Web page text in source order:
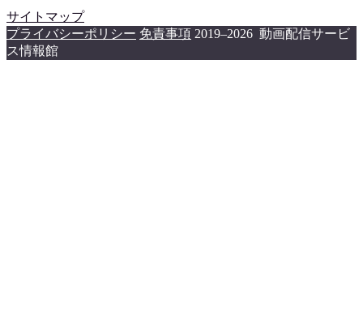
サイトマップ
プライバシーポリシー 免責事項 2019–2026 動画配信サービ
ス情報館